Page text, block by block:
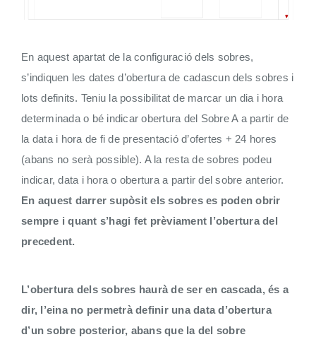
En aquest apartat de la configuració dels sobres,
s’indiquen les dates d’obertura de cadascun dels sobres i
lots definits. Teniu la possibilitat de marcar un dia i hora
determinada o bé indicar obertura del Sobre A a partir de
la data i hora de fi de presentació d’ofertes + 24 hores
(abans no serà possible). A la resta de sobres podeu
indicar, data i hora o obertura a partir del sobre anterior.
En aquest darrer supòsit els sobres es poden obrir
sempre i quant s’hagi fet prèviament l’obertura del
precedent.
L’obertura dels sobres haurà de ser en cascada, és a
dir, l’eina no permetrà definir una data d’obertura
d’un sobre posterior, abans que la del sobre